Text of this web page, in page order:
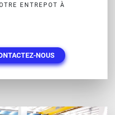
ENTREPOT À
NOUS